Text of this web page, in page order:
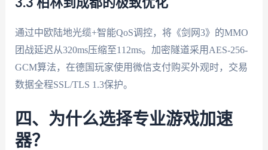
3.3 柏林到成都的极致优化
通过中欧陆地光缆+智能QoS调控，将《剑网3》的MMO
团战延迟从320ms压缩至112ms。加密隧道采用AES-256-
GCM算法，在德国玩家使用微信支付购买外观时，交易
数据全程SSL/TLS 1.3保护。
四、为什么选择专业游戏加速
器？